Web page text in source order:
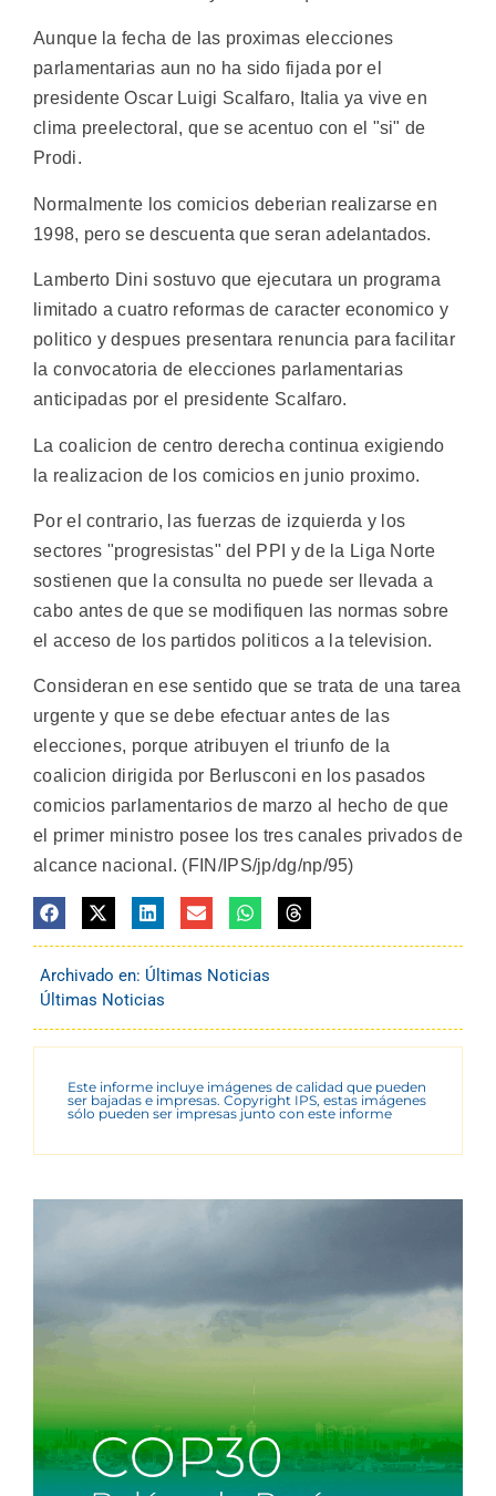
Aunque la fecha de las proximas elecciones
parlamentarias aun no ha sido fijada por el
presidente Oscar Luigi Scalfaro, Italia ya vive en
clima preelectoral, que se acentuo con el "si" de
Prodi.
Normalmente los comicios deberian realizarse en
1998, pero se descuenta que seran adelantados.
Lamberto Dini sostuvo que ejecutara un programa
limitado a cuatro reformas de caracter economico y
politico y despues presentara renuncia para facilitar
la convocatoria de elecciones parlamentarias
anticipadas por el presidente Scalfaro.
La coalicion de centro derecha continua exigiendo
la realizacion de los comicios en junio proximo.
Por el contrario, las fuerzas de izquierda y los
sectores "progresistas" del PPI y de la Liga Norte
sostienen que la consulta no puede ser llevada a
cabo antes de que se modifiquen las normas sobre
el acceso de los partidos politicos a la television.
Consideran en ese sentido que se trata de una tarea
urgente y que se debe efectuar antes de las
elecciones, porque atribuyen el triunfo de la
coalicion dirigida por Berlusconi en los pasados
comicios parlamentarios de marzo al hecho de que
el primer ministro posee los tres canales privados de
alcance nacional. (FIN/IPS/jp/dg/np/95)
Archivado en: Últimas Noticias
Últimas Noticias
Este informe incluye imágenes de calidad que pueden
ser bajadas e impresas. Copyright IPS, estas imágenes
sólo pueden ser impresas junto con este informe